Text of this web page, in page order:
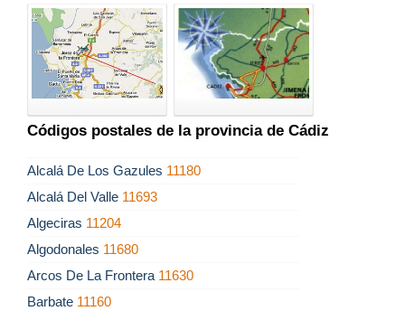
Códigos postales de la provincia de Cádiz
Alcalá De Los Gazules 11180
Alcalá Del Valle 11693
Algeciras 11204
Algodonales 11680
Arcos De La Frontera 11630
Barbate 11160